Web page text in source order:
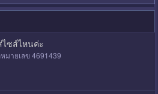
ไซส์ไหนค่ะ
มายเลข 4691439